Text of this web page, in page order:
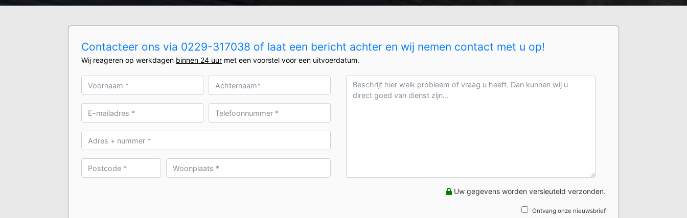
Contacteer ons via 0229-317038 of laat een bericht achter en wij nemen contact met u op!
Wij reageren op werkdagen binnen 24 uur met een voorstel voor een uitvoerdatum.
Uw gegevens worden versleuteld verzonden.
Ontvang onze nieuwsbrief